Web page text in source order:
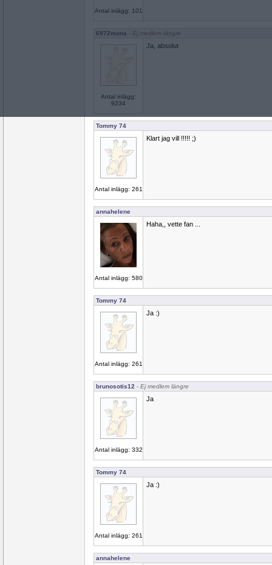
Antal inlägg: 101
6972mona - Ej medlem längre
Antal inlägg:
9234
Ja, absolut
Tommy 74
Antal inlägg: 261
Klart jag vill !!!!! ;)
annahelene
Antal inlägg: 580
Haha,, vette fan ...
Tommy 74
Antal inlägg: 261
Ja :)
brunosotis12 - Ej medlem längre
Antal inlägg: 332
Ja
Tommy 74
Antal inlägg: 261
Ja :)
annahelene